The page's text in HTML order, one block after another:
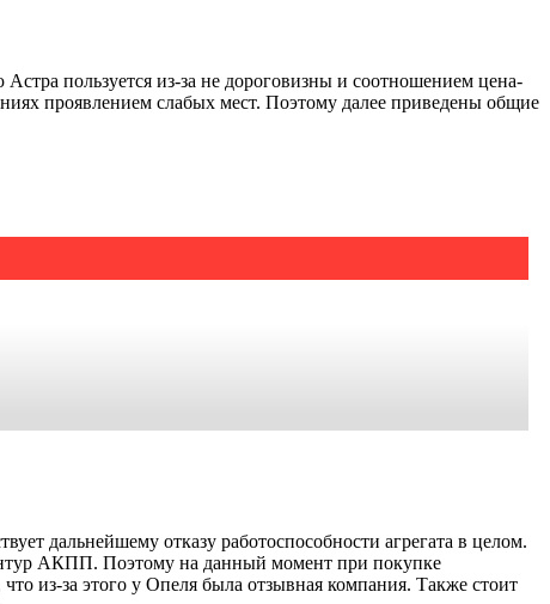
пользуется из-за не дороговизны и соотношением цена-
проявлением слабых мест. Поэтому далее приведены общие
дальнейшему отказу работоспособности агрегата в целом.
АКПП. Поэтому на данный момент при покупке
из-за этого у Опеля была отзывная компания. Также стоит